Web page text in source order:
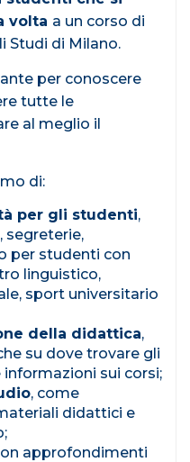
volta a un corso di
Studi di Milano.
per conoscere
tutte le
al meglio il
di:
per gli studenti,
segreterie,
per studenti con
linguistico,
sport universitario
della didattica,
su dove trovare gli
informazioni sui corsi;
, come
didattici e
approfondimenti